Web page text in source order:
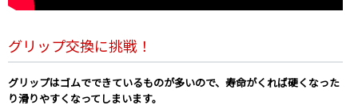
グリップ交換に挑戦！
グリップはゴムでできているものが多いので、寿命がくれば硬くなった
り滑りやすくなってしまいます。